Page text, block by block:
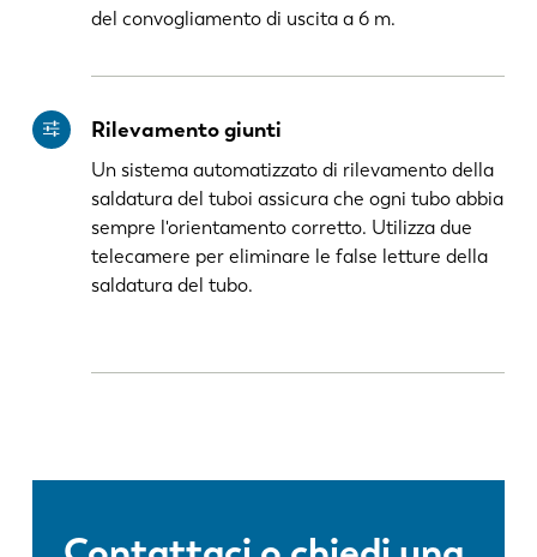
del convogliamento di uscita a 6 m.
Rilevamento giunti
Un sistema automatizzato di rilevamento della
saldatura del tuboi assicura che ogni tubo abbia
sempre l'orientamento corretto. Utilizza due
telecamere per eliminare le false letture della
saldatura del tubo.